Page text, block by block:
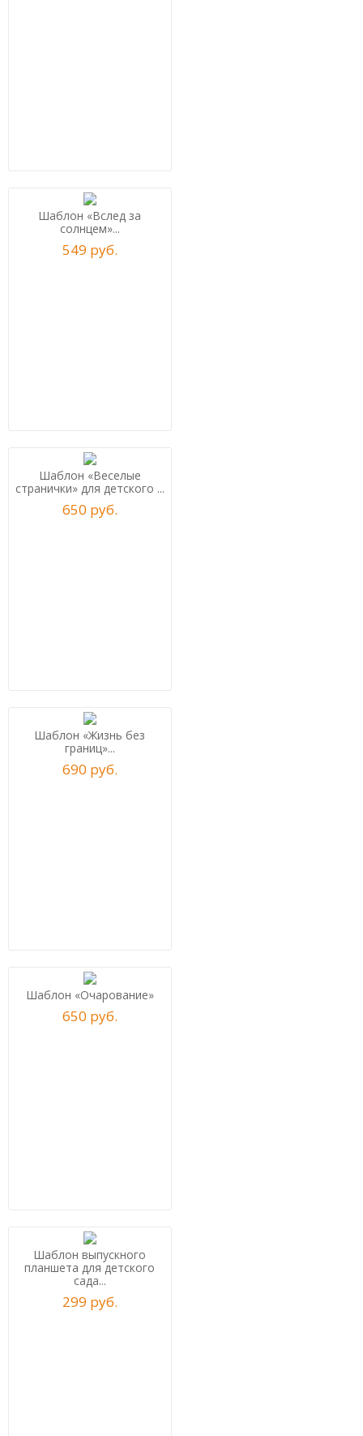
Шаблон «Вслед за
солнцем»...
549 руб.
Шаблон «Веселые
странички» для детского ...
650 руб.
Шаблон «Жизнь без
границ»...
690 руб.
Шаблон «Очарование»
650 руб.
Шаблон выпускного
планшета для детского
сада...
299 руб.